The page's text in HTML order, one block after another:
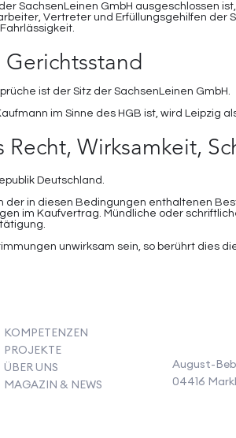
SachsenLeinen GmbH ausgeschlossen
Vertreter und Erfüllungsgehilfen der
ist der Sitz der SachsenLeinen GmbH.
im Sinne des HGB ist, wird Leipzig
Recht, Wirksamkeit,
Deutschland.
der in diesen Bedingungen enthaltenen
im Kaufvertrag. Mündliche oder
unwirksam sein, so berührt dies
KOMPETENZEN
PROJEKTE
ÜBER UNS
MAGAZIN & NEWS
August-
04416